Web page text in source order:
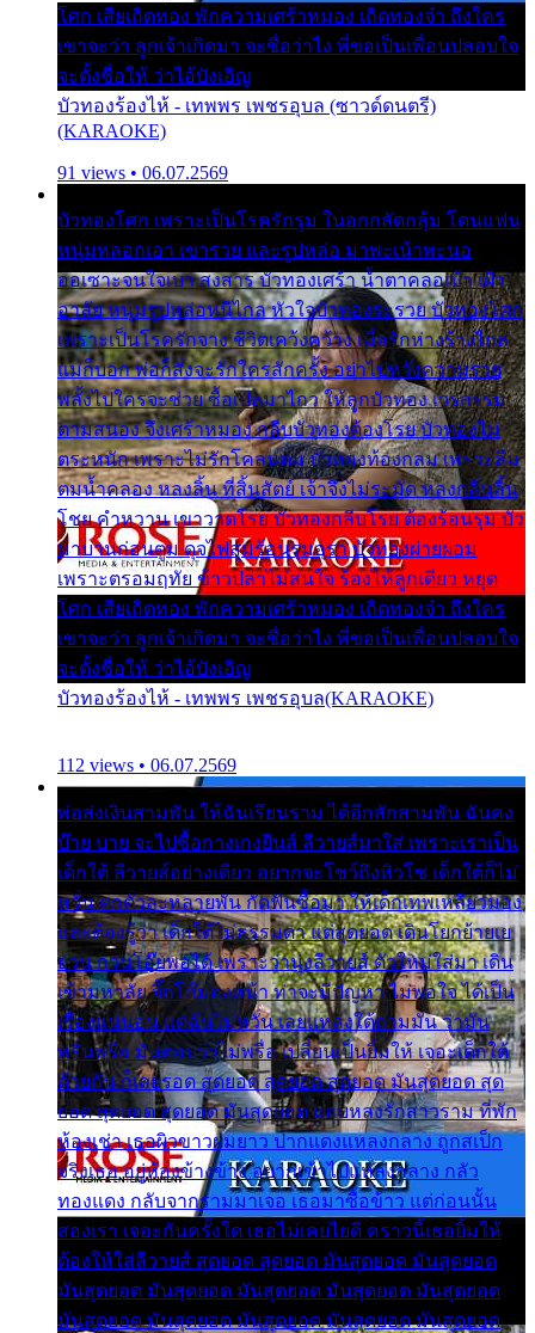
โศก เสียเถิดทอง พักความเศร้าหมอง เถิดทองจ๋า ถึงใคร
เขาจะว่า ลูกเจ้าเกิดมา จะชื่อว่าไง พี่ขอเป็นเพื่อนปลอบใจ
จะตั้งชื่อให้ ว่าไอ้บังเอิญ
บัวทองร้องไห้ - เทพพร เพชรอุบล (ซาวด์ดนตรี)
(KARAOKE)
91 views • 06.07.2569
บัวทองโศก เพราะเป็นโรครักรุม ในอกกลัดกลุ้ม โดนแฟน
หนุ่มหลอกเอา เขารวย และรูปหล่อ มาพะเน้าพะนอ
ออเซาะจนใจเบา สงสาร บัวทองเศร้า น้ำตาคลอเบ้า เฝ้า
อาลัย หนุ่มรูปหล่อหนีไกล หัวใจบัวทองระรวย บัวทองโศก
เพราะเป็นโรครักจาง ชีวิตเคว้งคว้าง เมื่อรักห่างร้างไกล
แม่ก็บอก พ่อก็สั่งจะรักใครสักครั้ง อย่าไปหวังความรวย
พลั้งไปใครจะช่วย ซื้อเปลมาไกว ให้ลูกบัวทอง เวรกรรม
ตามสนอง จึงเศร้าหมอง กลีบบัวทองต้องโรย บัวทองไม่
ตระหนัก เพราะไม่รักโคลนตม บัวทองท้องกลม เพราะลืม
ตมน้ำคลอง หลงลิ้น ที่สิ้นสัตย์ เจ้าจึงไม่ระมัด หลงกลิ่นลิ้น
โชย คำหวาน เขาวาดโรย บัวทองกลีบโรย ต้องร้อนรุม บัว
มาบานก่อนตูม ดุจไฟสุมร้อนรุมอุรา บัวทองผ่ายผอม
เพราะตรอมฤทัย ข้าวปลาไม่สนใจ ร้องไห้ลูกเดียว หยุด
โศก เสียเถิดทอง พักความเศร้าหมอง เถิดทองจ๋า ถึงใคร
เขาจะว่า ลูกเจ้าเกิดมา จะชื่อว่าไง พี่ขอเป็นเพื่อนปลอบใจ
จะตั้งชื่อให้ ว่าไอ้บังเอิญ
บัวทองร้องไห้ - เทพพร เพชรอุบล(KARAOKE)
112 views • 06.07.2569
พ่อส่งเงินสามพัน ให้ฉันเรียนราม ได้อีกสักสามพัน ฉันคง
บ๊าย บาย จะไปซื้อกางเกงยีนส์ ลีวายส์มาใส่ เพราะเราเป็น
เด็กใต้ ลีวายส์อย่างเดียว อยากจะโชว์ถึงหิวโซ เด็กใต้ก็ไม่
หวั่น ตกตัวละหลายพัน กัดฟันซื้อมา ให้เด็กเทพเหลียวมอง
และต้องรู้ว่า เด็กใต้ไม่ธรรมดา แต่สุดยอด เดินโยกย้ายเย
ยวน กวนโอ๊ยพอได้ เพราะว่านุ่งลีวายส์ ตัวใหม่ใส่มา เดิน
เข้ามหาลัย จิ๊กโก๊มองหน้า ท่าจะมีปัญหา ไม่พอใจ ได้เป็น
เรื่องแน่นอน แต่ฉันไม่หวั่น เลยแหลงใต้ถามมัน ว่ามัน
พรั่นพรือ มันตอบว่าไม่พรื่อ เปลี่ยนเป็นยิ้มให้ เจอะเด็กใต้
ด้วยกัน ก็เลยรอด สุดยอด สุดยอด สุดยอด มันสุดยอด สุด
ยอด สุดยอด สุดยอด มันสุดยอด แอบหลงรักสาวราม ที่พัก
ห้องเช่า เธอผิวขาวผมยาว ปากแดงแหลงกลาง ถูกสเป็ก
จริงเธอ อยู่ห้องข้างข้าง อยากเข้าไปแหลงกลาง กลัว
ทองแดง กลับจากรามมาเจอ เธอมาซื้อข้าว แต่ก่อนนั้น
สองเรา เจอะกันครั้งใด เธอไม่เคยไยดี คราวนี้เธอยิ้มให้
ต้องให้ใส่ลีวายส์ สุดยอด สุดยอด มันสุดยอด มันสุดยอด
มันสุดยอด มันสุดยอด มันสุดยอด มันสุดยอด มันสุดยอด
มันสุดยอด มันสุดยอด มันสุดยอด มันสุดยอด มันสุดยอด